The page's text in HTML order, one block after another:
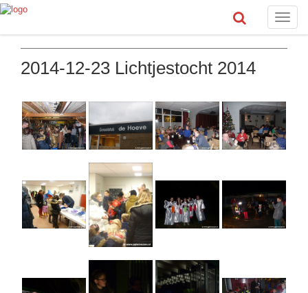
Toggle
2014-12-23 Lichtjestocht 2014